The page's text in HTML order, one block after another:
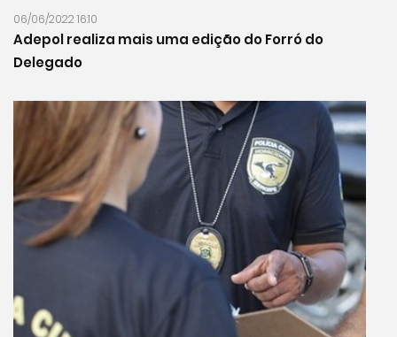
06/06/2022 16:10
Adepol realiza mais uma edição do Forró do
Delegado